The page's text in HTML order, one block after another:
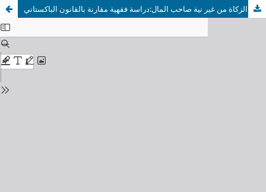
حكم أخذ الزكاة من غير نية صاحب المال:دراسة فقهية مقارنة بالقانون الباكستاني